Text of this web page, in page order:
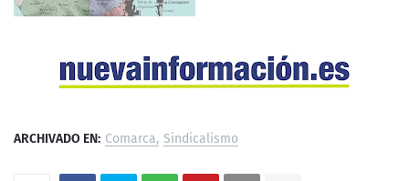
ARCHIVADO EN: Comarca Sindicalismo